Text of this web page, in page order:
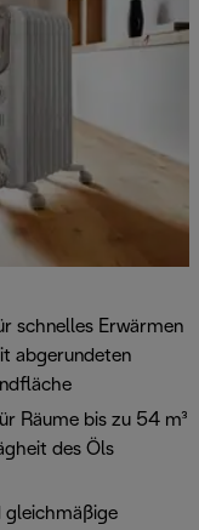
schnelles Erwärmen
abgerundeten
Räume bis zu 54 m³
des Öls
gleichmäßige